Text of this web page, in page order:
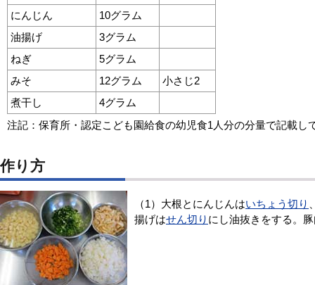
にんじん
10グラム
油揚げ
3グラム
ねぎ
5グラム
みそ
12グラム
小さじ2
煮干し
4グラム
注記：保育所・認定こども園給食の幼児食1人分の分量で記載し
作り方
（1）大根とにんじんはいちょう切り
揚げはせん切り にし油抜きをする。